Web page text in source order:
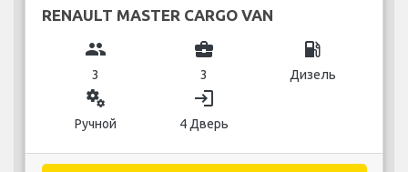
RENAULT MASTER CARGO VAN
group
3
business_center
3
local_gas_station
Дизель
miscellaneous_services
Ручной
login
4 Дверь